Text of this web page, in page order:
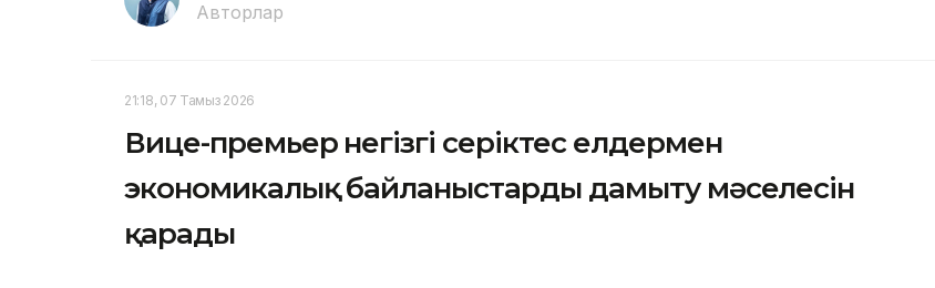
Авторлар
21:18, 07 Тамыз 2026
Вице-премьер негізгі серіктес елдермен
экономикалық байланыстарды дамыту мәселесін
қарады